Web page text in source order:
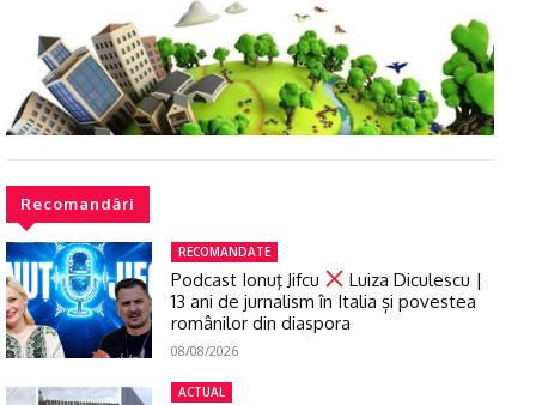
Recomandări
RECOMANDATE
Podcast Ionuţ Jifcu
Luiza Diculescu |
13 ani de jurnalism în Italia și povestea
românilor din diaspora
08/08/2026
ACTUAL